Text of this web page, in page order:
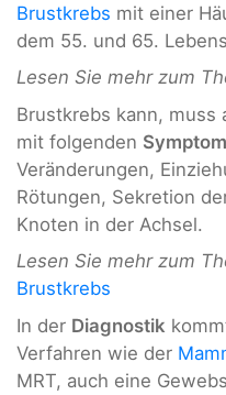
Brustkrebs mit einer
dem 55. und 65.
Lesen Sie mehr zum
Brustkrebs kann, muss
mit folgenden
Veränderungen,
Rötungen, Sekretion
Knoten in der Achsel.
Lesen Sie mehr zum
Brustkrebs
In der Diagnostik
Verfahren wie der
MRT, auch eine